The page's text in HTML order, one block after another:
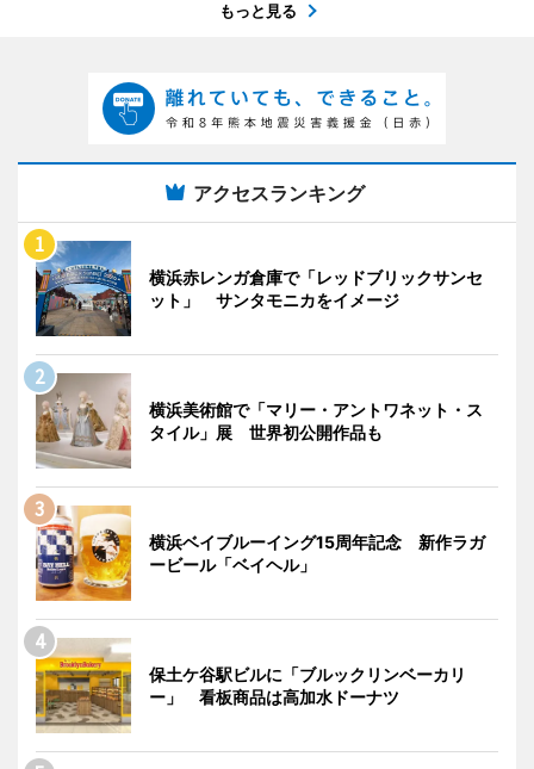
もっと見る
アクセスランキング
横浜赤レンガ倉庫で「レッドブリックサンセ
ット」 サンタモニカをイメージ
横浜美術館で「マリー・アントワネット・ス
タイル」展 世界初公開作品も
横浜ベイブルーイング15周年記念 新作ラガ
ービール「ベイヘル」
保土ケ谷駅ビルに「ブルックリンベーカリ
ー」 看板商品は高加水ドーナツ